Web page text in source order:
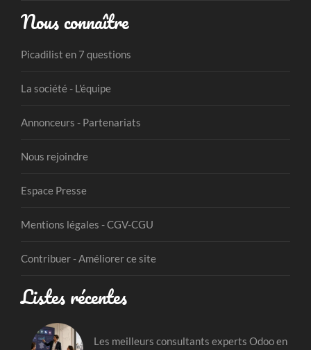
Nous connaître
Picadilist en 7 questions
La société - L'équipe
Annonceurs - Partenariats
Nous rejoindre
Espace Presse
Mentions légales - CGV-CGU
Contribuer - Améliorer ce site
Listes récentes
Les meilleurs consultants experts Odoo en